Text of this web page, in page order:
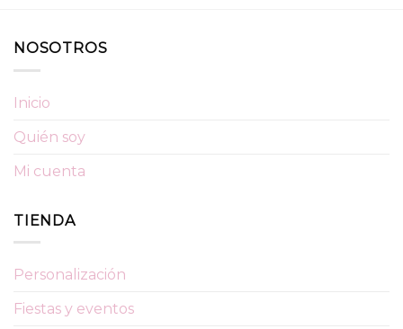
NOSOTROS
Inicio
Quién soy
Mi cuenta
TIENDA
Personalización
Fiestas y eventos